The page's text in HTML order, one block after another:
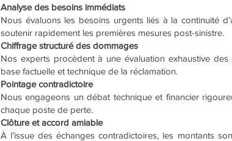
Analyse des besoins immédiats
Nous évaluons les besoins urgents liés à la continuité
soutenir rapidement les premières mesures post-sinistre.
Chiffrage structuré des dommages
Nos experts procèdent à une évaluation exhaustive
base factuelle et technique de la réclamation.
Pointage contradictoire
Nous engageons un débat technique et financier
chaque poste de perte.
Clôture et accord amiable
À l’issue des échanges contradictoires, les montants